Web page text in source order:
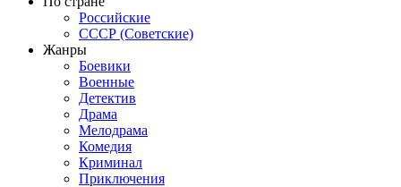
Российские
СССР (Советские)
Жанры
Боевики
Военные
Детектив
Драма
Мелодрама
Комедия
Криминал
Приключения